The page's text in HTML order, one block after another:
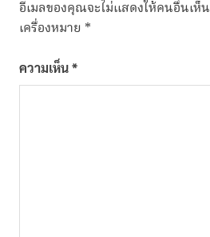
ประเพณี
ถือศีล
ศาล
อีเมลของคุณจะไม่แสดงให้คนอื่นเห็น
เครื่องหมาย *
ความเห็น*